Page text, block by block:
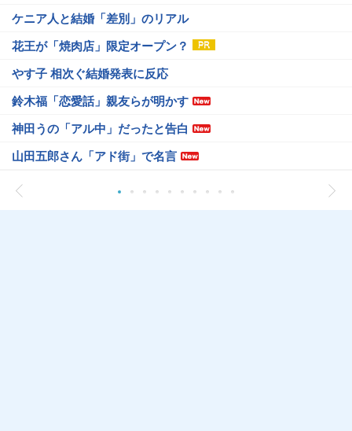
ケニア人と結婚「差別」のリアル
花王が「焼肉店」限定オープン？
やす子 相次ぐ結婚発表に反応
鈴木福「恋愛話」親友らが明かす
神田うの「アル中」だったと告白
山田五郎さん「アド街」で名言